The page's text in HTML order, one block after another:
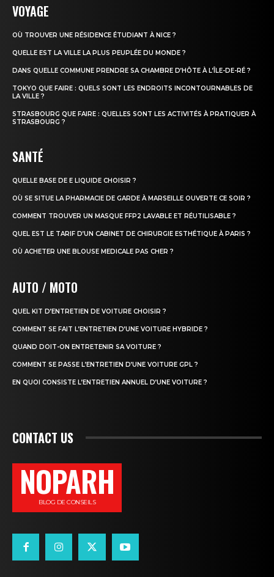
VOYAGE
OÙ TROUVER UNE RÉSIDENCE ÉTUDIANT À NICE ?
QUELLE EST LA VILLE LA PLUS PEUPLÉE DU MONDE ?
DANS QUELLE COMMUNE PRENDRE SA CHAMBRE D’HÔTE À L’ÎLE-DE-RÉ ?
TOKYO QUE FAIRE : QUELS SONT LES ENDROITS INCONTOURNABLES DE
LA VILLE ?
STRASBOURG QUE FAIRE : QUELLES SONT LES ACTIVITÉS À PRATIQUER À
STRASBOURG ?
SANTÉ
QUELLE BASE DE E LIQUIDE CHOISIR ?
OÙ SE SITUE LA PHARMACIE DE GARDE À MARSEILLE OUVERTE CE SOIR ?
COMMENT TROUVER UN MASQUE FFP2 LAVABLE ET RÉUTILISABLE ?
QUEL EST LE TARIF D’UN CABINET DE CHIRURGIE ESTHÉTIQUE À PARIS ?
OÙ ACHETER UNE BLOUSE MEDICALE PAS CHER ?
AUTO / MOTO
QUEL KIT D’ENTRETIEN DE VOITURE CHOISIR ?
COMMENT SE FAIT L’ENTRETIEN D’UNE VOITURE HYBRIDE ?
QUAND DOIT-ON ENTRETENIR SA VOITURE ?
COMMENT SE PASSE L’ENTRETIEN D’UNE VOITURE GPL ?
EN QUOI CONSISTE L’ENTRETIEN ANNUEL D’UNE VOITURE ?
CONTACT US
NOPARH
BLOG DE CONSEILS